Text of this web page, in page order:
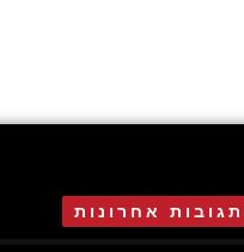
תגובות אחרונות